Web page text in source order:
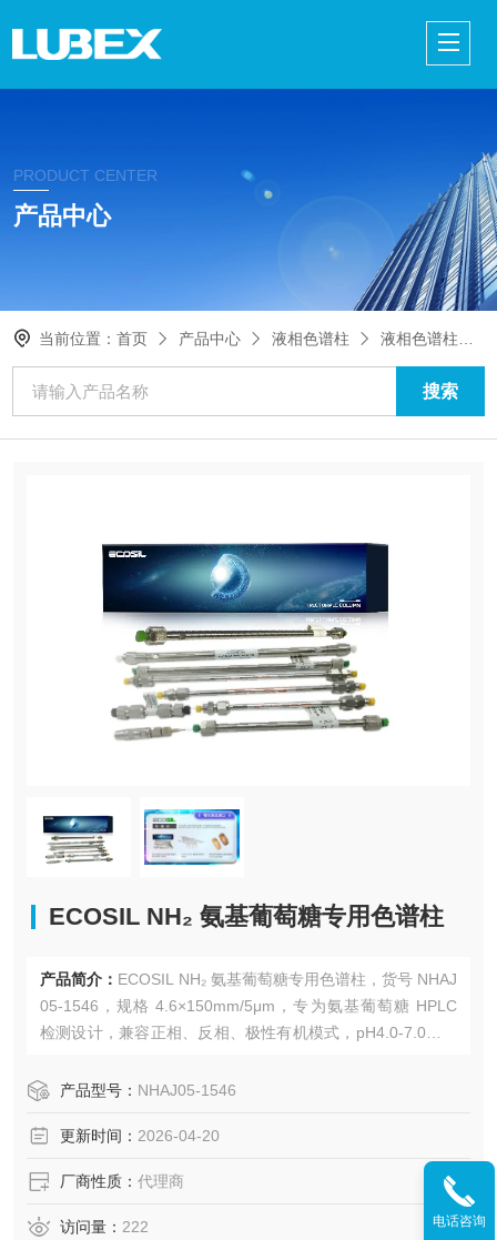
PRODUCT CENTER
产品中心
当前位置：首页 产品中心 液相色谱柱 液相色谱柱
ECOSIL NH₂ 氨基葡萄糖专用色谱柱
产品简介： ECOSIL NH₂ 氨基葡萄糖专用色谱柱，货号 NHAJ
05‑1546，规格 4.6×150mm/5μm，专为氨基葡萄糖 HPLC
检测设计，兼容正相、反相、极性有机模式，pH4.0-7.0，柱
柱 的方法开发支持及试用。
产品型号： NHAJ05‑1546
更新时间： 2026-04-20
厂商性质： 代理商
访问量： 222 电话咨询